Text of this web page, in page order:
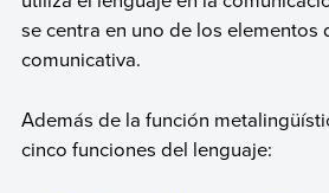
se centra en uno de los elementos
comunicativa.
Además de la función
cinco funciones del lenguaje: